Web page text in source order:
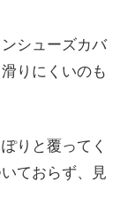
シューズカバ
りにくいのも
りと覆ってく
ておらず、見